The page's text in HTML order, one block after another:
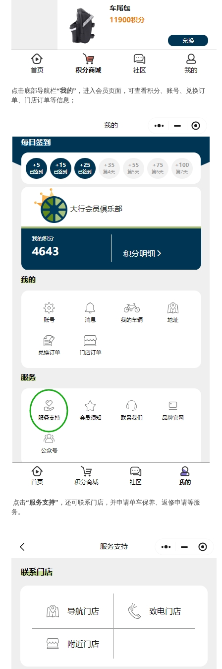
点击底部导航栏“我的” ，进入会员页面，可查看积分、账号、兑换订
单、门店订单等信息；
点击“服务支持” ，还可联系门店，并申请单车保养、返修申请等服
务。